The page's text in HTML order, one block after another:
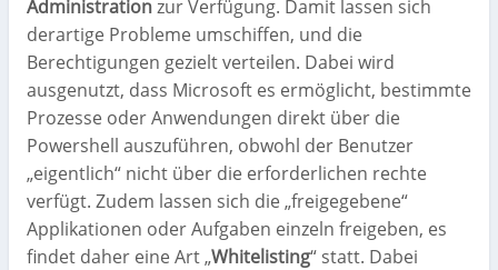
Administrationzur Verfügung. Damit lassen sich
derartige Probleme umschiffen, und die
Berechtigungen gezielt verteilen. Dabei wird
ausgenutzt, dass Microsoft es ermöglicht, bestimmte
Prozesse oder Anwendungen direkt über die
Powershell auszuführen, obwohl der Benutzer
„eigentlich“ nicht über die erforderlichen rechte
verfügt. Zudem lassen sich die „freigegebene“
Applikationen oder Aufgaben einzeln freigeben, es
findet daher eine Art „Whitelisting“ statt. Dabei